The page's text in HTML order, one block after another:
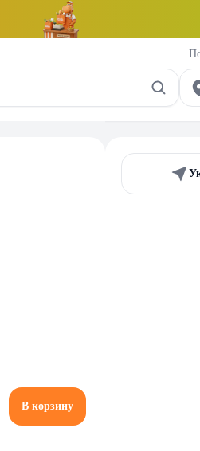
В корзину